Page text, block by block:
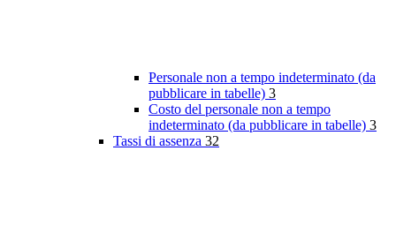
Personale non a tempo indeterminato (da
pubblicare in tabelle) 3
Costo del personale non a tempo
indeterminato (da pubblicare in tabelle) 3
Tassi di assenza 32